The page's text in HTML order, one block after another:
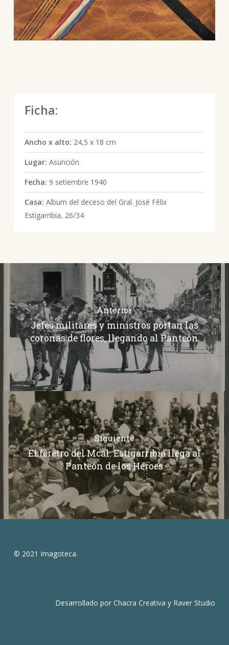
Ficha:
Ancho x alto: 24,5 x 18 cm
Lugar: Asunción
Fecha: 9 setiembre 1940
Casa: Album del deceso del Gral. José Félix
Estigarribia, 26/34
Anterior
Jefes militares y ministros portan las
coronas de flores, llegando al Panteón
Siguiente
El féretro del Mcal. Estigarribia llega al
Panteón de los Héroes
© 2021 Imagoteca.
Desarrollado porChacra Creativa y Raver Studio